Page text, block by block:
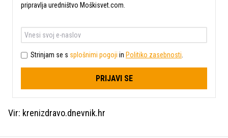
pripravlja uredništvo Moškisvet.com.
Strinjam se s splošnimi pogoji in Politiko zasebnosti.
PRIJAVI SE
Vir: krenizdravo.dnevnik.hr